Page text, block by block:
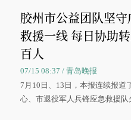
胶州市公益团队坚
救援一线 每日协助
百人
07/15 08:37 / 青岛晚报
7月10日、13日，本报连续报道
心、市退役军人兵锋应急救援